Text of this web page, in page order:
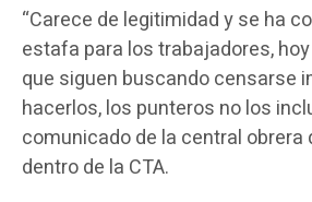
“Carece de legitimidad y se ha
estafa para los trabajadores,
que siguen buscando censarse
hacerlos, los punteros no los
comunicado de la central obrera
dentro de la CTA.